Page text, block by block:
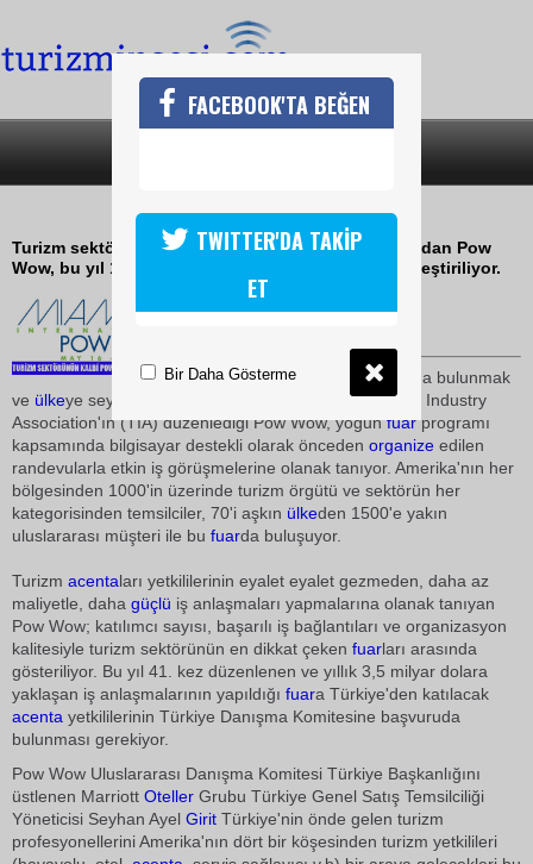
POW WOW 16-20 MAYISTA MİAMİDE
Turizm sektörünün en önemli uluslararası fuarlarından Pow
Wow, bu yıl 16-20 Mayıs arasında Miami'de gerçekleştiriliyor.
15 Ocak 2009 / 21:10
Amerika'nın tanıtımına katkıda bulunmak
ve ülkeye seyahati geliştirmek amacıyla kurulan Travel Industry
Association'ın (TIA) düzenlediği Pow Wow, yoğunfuarprogramı
kapsamında bilgisayar destekli olarak önceden organize edilen
randevularla etkin iş görüşmelerine olanak tanıyor. Amerika'nın her
bölgesinden 1000'in üzerinde turizm örgütü ve sektörün her
kategorisinden temsilciler, 70'i aşkın ülkeden 1500'e yakın
uluslararası müşteri ile bu fuarda buluşuyor.
Turizm acentaları yetkililerinin eyalet eyalet gezmeden, daha az
maliyetle, daha güçlü iş anlaşmaları yapmalarına olanak tanıyan
Pow Wow; katılımcı sayısı, başarılı iş bağlantıları ve organizasyon
kalitesiyle turizm sektörünün en dikkat çeken fuarları arasında
gösteriliyor. Bu yıl 41. kez düzenlenen ve yıllık 3,5 milyar dolara
yaklaşan iş anlaşmalarının yapıldığı fuara Türkiye'den katılacak
acenta yetkililerinin Türkiye Danışma Komitesine başvuruda
bulunması gerekiyor.
Pow Wow Uluslararası Danışma Komitesi Türkiye Başkanlığını
üstlenen Marriott Oteller Grubu Türkiye Genel Satış Temsilciliği
Yöneticisi Seyhan Ayel Girit Türkiye'nin önde gelen turizm
profesyonellerini Amerika'nın dört bir köşesinden turizm yetkilileri
FACEBOOK'TA BEĞEN
TWITTER'DA TAKİP
ET
Bir Daha Gösterme